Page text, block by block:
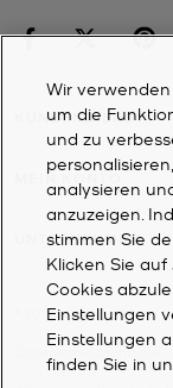
KUNDENDIENST
MEIN KONTO
UNTERNEHMEN
2026Michael Kors
Datenschutzrichtlinie
Wir
um die
und zu
analysieren
anzuzeigen.
stimmen Sie
Klicken Sie auf
Cookies
Einstellungen
Einstellungen
finden Sie in